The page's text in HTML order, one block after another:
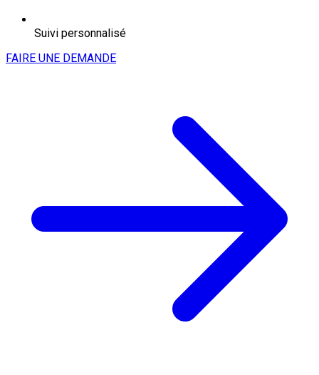
Suivi personnalisé
FAIRE UNE DEMANDE